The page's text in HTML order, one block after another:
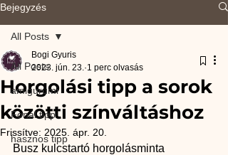
Bejegyzés
All Posts
amigurumi
Fonal tipp
hasznos tipp
All Posts
Horgolási tipp a sorok
közötti színváltáshoz
Bogi Gyuris
2023. jún. 23. 1 perc olvasás
Frissítve: 2025. ápr. 20.
Busz kulcstartó horgolásminta